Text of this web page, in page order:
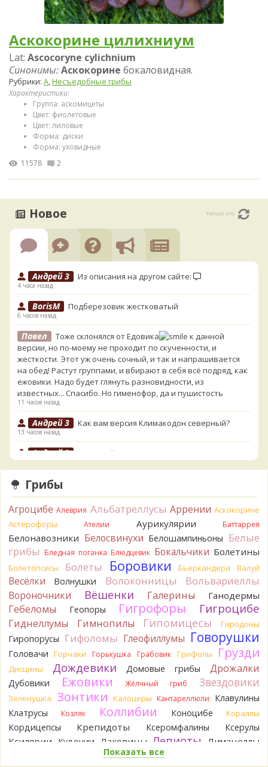
Аскокорине цилихниум
Lat: Ascocoryne cylichnium
Синонимы:Аскокорине бокаловидная.
Рубрики: А,Несъедобные грибы
Характеристики:
Группа: аскомицеты
Цвет: фиолетовые
Цвет: лиловые
Форма: диски
Форма: уховидные
11578
2
Новое только что
Андрей 3 Из описания на другом сайте:
4 часа назад
BorisM Подберезовик жестковатый
6 часов назад
Павел Тоже склонялся от Едовика
к данной
версии, но по-моему не проходит по скученности, и
жесткости. Этот уж очень сочный, и так и напрашивается
на обед! Растут группами, и вбирают в себя всё подряд, как
ежовики. Надо будет глянуть разновидности, из
известных... Спасибо. Но гименофор, да и пушистость
11 часов назад
Андрей 3 Как вам версия Климакодон северный?
13 часов назад
Андрей 3 Он самый!
13 часов назад
Verona
информативные фото. То, что есть сейчас, вызывает
вопросы.
14 часов назад
Павел
Может и постия, только совсем не горькая, и с
берёзы, и гименофор шипчатый; или что-то родственное.
По мере напитывания соком приобретает аромат
пикантного (по типу чесночного) мяса под маринадом!
Думаю, заморозить или засушить, до выяснения деталей...
Спасибо за вариант
14 часов назад
Oparush
15 часов назад
Verona
Возможно Постия, хотя сильная пушистость
удивляет:
.
15 часов назад
sereneden Точно он, спасибо огромное!
15 часов назад
BorisM Тогда это подольшаник
15 часов назад
Да, ольха была. Но не доминантная в лесу.
Сам гриб - да, считай, под ольхой.
Грибы
Агроцибе Алеврия Альбатреллусы Аррении Аскокорине
Астерофоры
Ателии Аурикулярии Баттаррея
Белонавозники Белосвинухи Белошампиньоны Белые
грибы Бледная поганка Блюдцевик Бокальчики Болетины
Болетопсисы Болеты Боровики Бьеркандера Валуй
Весёлки Волнушки Волоконницы Вольвариеллы
Вороночники Вёшенки Галерины Ганодермы
Гебеломы Геопоры Гигрофоры Гигроцибе
Гиднеллумы Гимнопилы Гипомицесы Гиродоны
Гиропорусы Гифоломы Глеофиллумы Говорушки
Головачи Горчаки Горькушка Грабовик Грифолы Грузди
Дисцины Дождевики Домовые грибы Дрожалки
Дубовики Ежовики Жёлчный гриб Звездовики
Зеленушка Зонтики Калоцеры Кантареллюли
Клавулины
Клатрусы
Козляк Коллибии Коноцибе Кораллы
Кордицепсы Крепидоты Ксеромфалины Ксерулы
Ксилярии Кудонии Лаковицы Лепиоты Лимацеллы
Лисички
Показать все